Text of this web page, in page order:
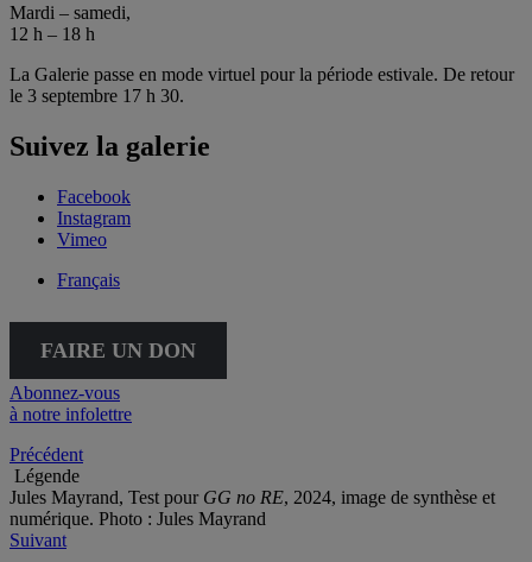
Mardi – samedi,
12 h – 18 h
La Galerie passe en mode virtuel pour la période estivale. De retour
le 3 septembre 17 h 30.
Suivez la galerie
Facebook
Instagram
Vimeo
Français
FAIRE UN DON
Abonnez-vous
à notre infolettre
Précédent
Légende
Jules Mayrand, Test pour GG no RE, 2024, image de synthèse et
numérique. Photo : Jules Mayrand
Suivant